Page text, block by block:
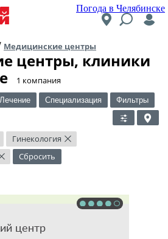
Погода в Челябинске
Медицинские центры
центры, клиники
​1 компания
Лечение Специализация Фильтры
Гинекология ×
Сбросить
центр